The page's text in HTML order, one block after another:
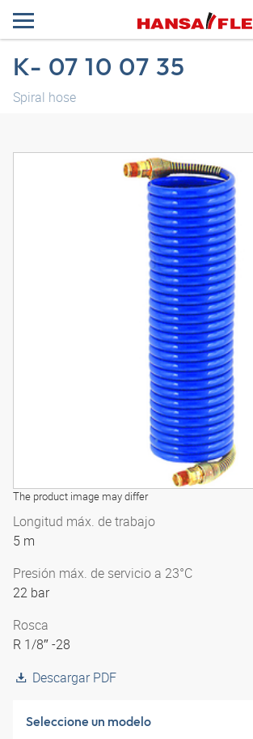
K- 07 10 07 35
Spiral hose
The product image may differ
Longitud máx. de trabajo
5 m
Presión máx. de servicio a 23°C
22 bar
Rosca
R 1/8″ -28
Descargar PDF
Seleccione un modelo